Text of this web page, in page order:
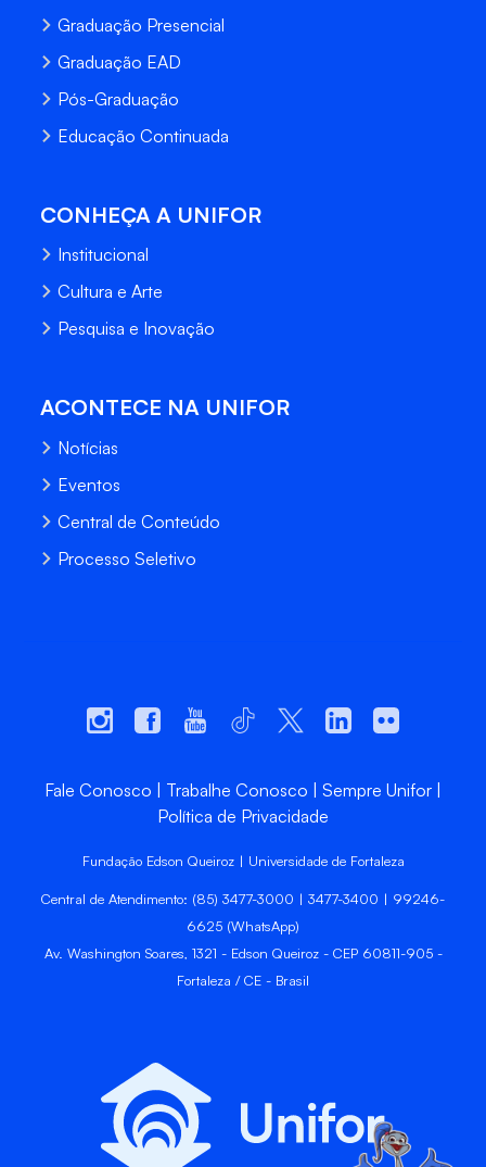
Graduação Presencial
Graduação EAD
Pós-Graduação
Educação Continuada
CONHEÇA A UNIFOR
Institucional
Cultura e Arte
Pesquisa e Inovação
ACONTECE NA UNIFOR
Notícias
Eventos
Central de Conteúdo
Processo Seletivo
Fale Conosco Trabalhe Conosco
Sempre Unifor
Política de Privacidade
Fundação Edson Queiroz | Universidade de Fortaleza
Central de Atendimento: (85) 3477-3000 | 3477-3400 | 99246-
6625 (WhatsApp)
Av. Washington Soares, 1321 - Edson Queiroz - CEP 60811-905 -
Fortaleza / CE - Brasil